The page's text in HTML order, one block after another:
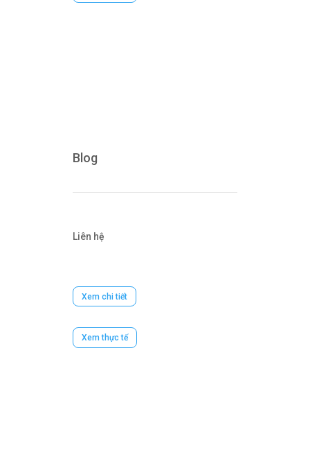
Blog
Liên hệ
Xem chi tiết
Xem thực tế